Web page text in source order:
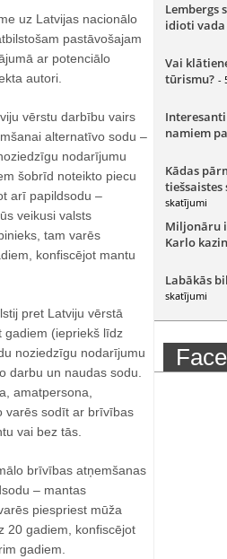
uz Latvijas nacionālo
pastāvošajam
ar potenciālo
autori.
vērstu darbību vairs
alternatīvo sodu –
nodarījumu
šobrīd noteikto piecu
arī papildsodu –
veikusi valsts
tam varēs
konfiscējot mantu
pret Latviju vērstā
(iepriekš līdz
noziedzīgu nodarījumu
darbu un naudas sodu.
amatpersona,
varēs sodīt ar brīvības
vai bez tās.
brīvības atņemšanas
– mantas
piespriest mūža
20 gadiem, konfiscējot
gadiem.
Lembergs
idioti vada
Vai
tūrismu? -
namiem
Kādas
tiešsaistes
skatījumi
Miljonāru
Karlo
Labākās
skatījumi